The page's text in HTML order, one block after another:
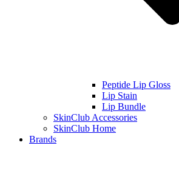
Peptide Lip Gloss
Lip Stain
Lip Bundle
SkinClub Accessories
SkinClub Home
Brands